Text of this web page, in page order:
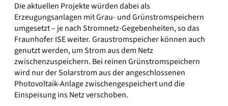
Die aktuellen Projekte würden dabei als
Erzeugungsanlagen mit Grau- und Grünstromspeichern
umgesetzt – je nach Stromnetz-Gegebenheiten, so das
Fraunhofer ISE weiter. Graustromspeicher können auch
genutzt werden, um Strom aus dem Netz
zwischenzuspeichern. Bei reinen Grünstromspeichern
wird nur der Solarstrom aus der angeschlossenen
Photovoltaik-Anlage zwischengespeichert und die
Einspeisung ins Netz verschoben.